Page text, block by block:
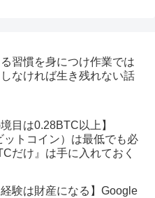
習慣を身につけ作業では
なければ生き残れない話
境目は0.28BTC以上】
ットコイン）は最低でも必
だけ』は手に入れておく
経験は財産になる】Google